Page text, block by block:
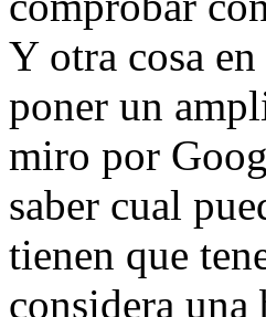
Y otra cosa
poner un
miro por
saber cual
tienen que
considera